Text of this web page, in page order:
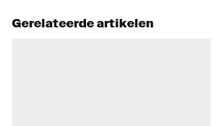
Gerelateerde artikelen